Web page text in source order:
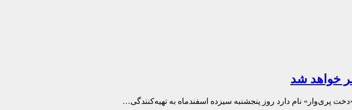
خواهد شد
پری‌وار» نام دارد روز پنجشنبه سیزده اسفندماه به تهیه‌کنندگی…